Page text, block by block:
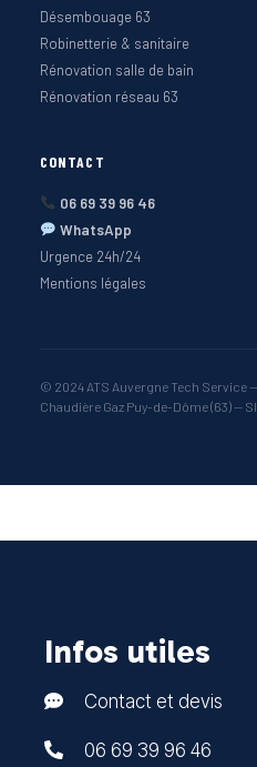
Désembouage 63
Robinetterie & sanitaire
Rénovation salle de bain
Rénovation réseau 63
CONTACT
06 69 39 96 46
WhatsApp
Urgence 24h/24
Mentions légales
© 2024 ATS Auvergne Tech Service
Chaudière Gaz Puy-de-Dôme (63) —
Infos utiles
Contact et devis
06 69 39 96 46